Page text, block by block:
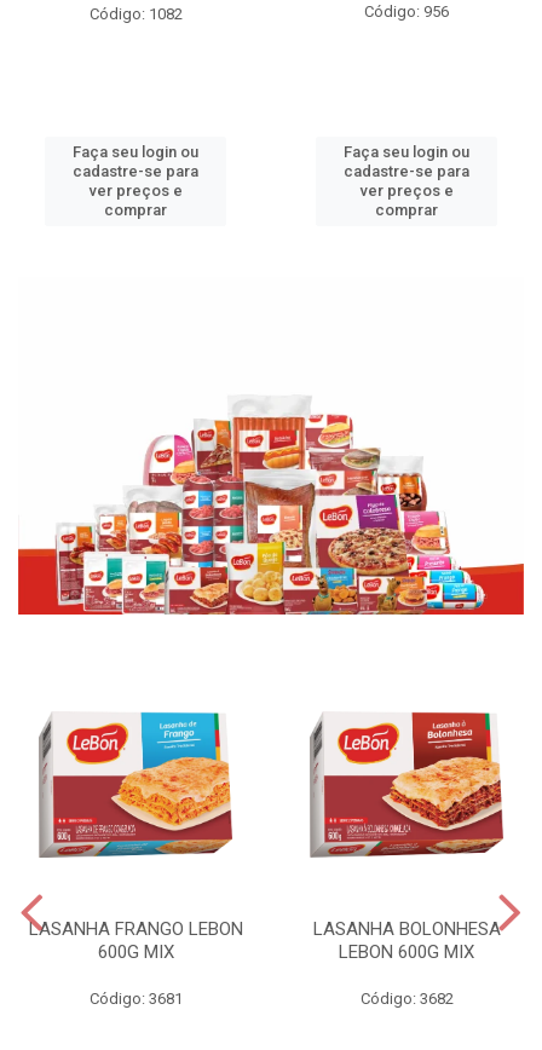
Código: 1082
Faça seu login ou
cadastre-se para
ver preços e
comprar
Código: 956
Faça seu login ou
cadastre-se para
ver preços e
comprar
LASANHA FRANGO LEBON
600G MIX
Código: 3681
LASANHA BOLONHESA
LEBON 600G MIX
Código: 3682